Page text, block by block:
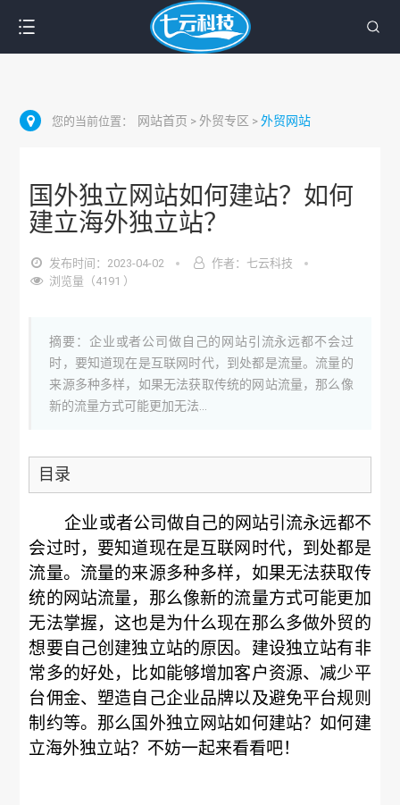
您的当前位置： 网站首页 > 外贸专区 >外贸网站
国外独立网站如何建站？如何
建立海外独立站？
发布时间：2023-04-02
作者：七云科技
浏览量（4191 ）
摘要：企业或者公司做自己的网站引流永远都不会过
时，要知道现在是互联网时代，到处都是流量。流量的
来源多种多样，如果无法获取传统的网站流量，那么像
新的流量方式可能更加无法...
目录
企业或者公司做自己的网站引流永远都不
会过时，要知道现在是互联网时代，到处都是
流量。流量的来源多种多样，如果无法获取传
统的网站流量，那么像新的流量方式可能更加
无法掌握，这也是为什么现在那么多做外贸的
想要自己创建独立站的原因。建设独立站有非
常多的好处，比如能够增加客户资源、减少平
台佣金、塑造自己企业品牌以及避免平台规则
制约等。那么国外独立网站如何建站？如何建
立海外独立站？不妨一起来看看吧！